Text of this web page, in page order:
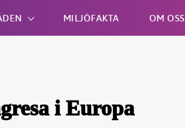
MILJÖFAKTA OM OSS
i Europa